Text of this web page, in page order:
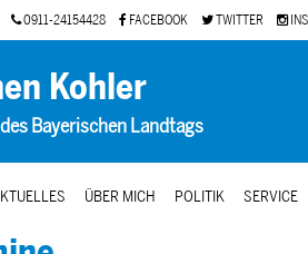
0911-24154428 FACEBOOK TWITTER
Kohler
Bayerischen Landtags
ÜBER MICH POLITIK SERVICE